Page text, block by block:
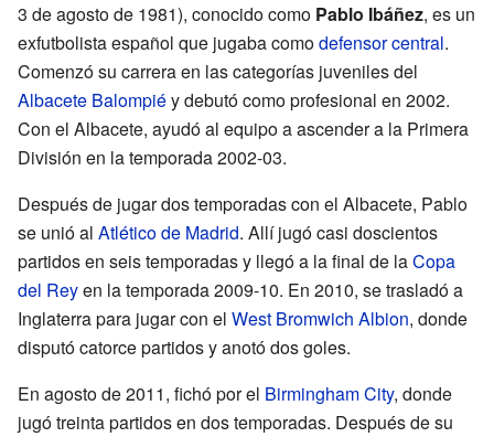
3 de agosto de 1981), conocido como Pablo Ibáñez, es un
exfutbolista español que jugaba comodefensor central.
Comenzó su carrera en las categorías juveniles del
Albacete Balompiéy debutó como profesional en 2002.
Con el Albacete, ayudó al equipo a ascender a la Primera
División en la temporada 2002-03.
Después de jugar dos temporadas con el Albacete, Pablo
se unió al Atlético de Madrid. Allí jugó casi doscientos
partidos en seis temporadas y llegó a la final de laCopa
del Reyen la temporada 2009-10. En 2010, se trasladó a
Inglaterra para jugar con el West Bromwich Albion, donde
disputó catorce partidos y anotó dos goles.
En agosto de 2011, fichó por el Birmingham City, donde
jugó treinta partidos en dos temporadas. Después de su